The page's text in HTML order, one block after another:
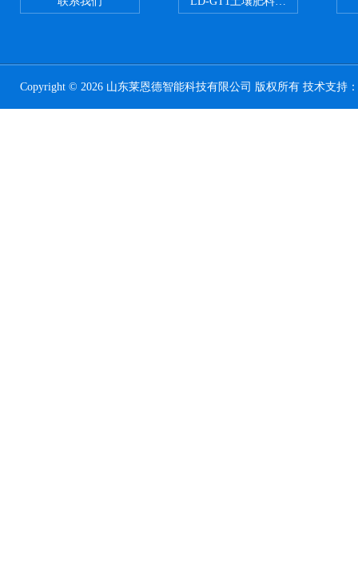
Copyright © 2026 山东莱恩德智能科技有限公司 版权所有 技术支持：